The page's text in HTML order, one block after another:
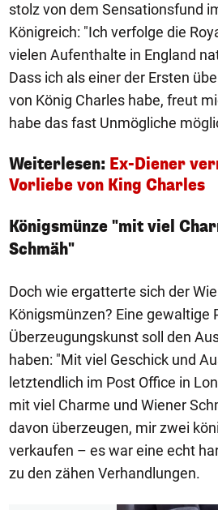
stolz von dem Sensationsfund
Königreich: "Ich verfolge die
vielen Aufenthalte in England
Dass ich als einer der Ersten
von König Charles habe, freut
habe das fast Unmögliche
Weiterlesen: Ex-Diener
Vorliebe von King Charles
Königsmünze "mit viel
Schmäh"
Doch wie ergatterte sich der
Königsmünzen? Eine gewaltige
Überzeugungskunst soll den
haben: "Mit viel Geschick und
letztendlich im Post Office in
mit viel Charme und Wiener
davon überzeugen, mir zwei
verkaufen – es war eine echt
zu den zähen Verhandlungen.
1/50